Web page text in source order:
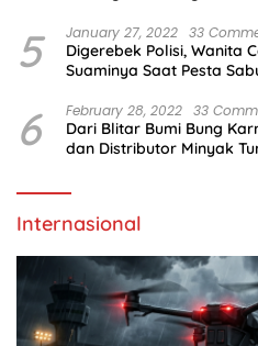
5 January 27, 2022 33
Digerebek Polisi, Wanita
Suaminya Saat Pesta
6 February 28, 2022 33
Dari Blitar Bumi Bung
dan Distributor Minyak
Internasional